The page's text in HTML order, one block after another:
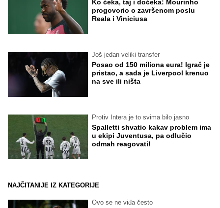
Ko čeka, taj i dočeka: Mourinho
progovorio o završenom poslu
Reala i Viniciusa
Još jedan veliki transfer
Posao od 150 miliona eura! Igrač je
pristao, a sada je Liverpool krenuo
na sve ili ništa
Protiv Intera je to svima bilo jasno
Spalletti shvatio kakav problem ima
u ekipi Juventusa, pa odlučio
odmah reagovati!
NAJČITANIJE IZ KATEGORIJE
Ovo se ne viđa često